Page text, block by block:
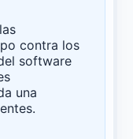
contra los
software
una